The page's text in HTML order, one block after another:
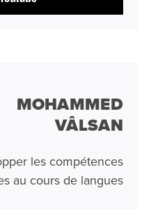
MOHAMMED
VÂLSAN
les compétences
au cours de langues